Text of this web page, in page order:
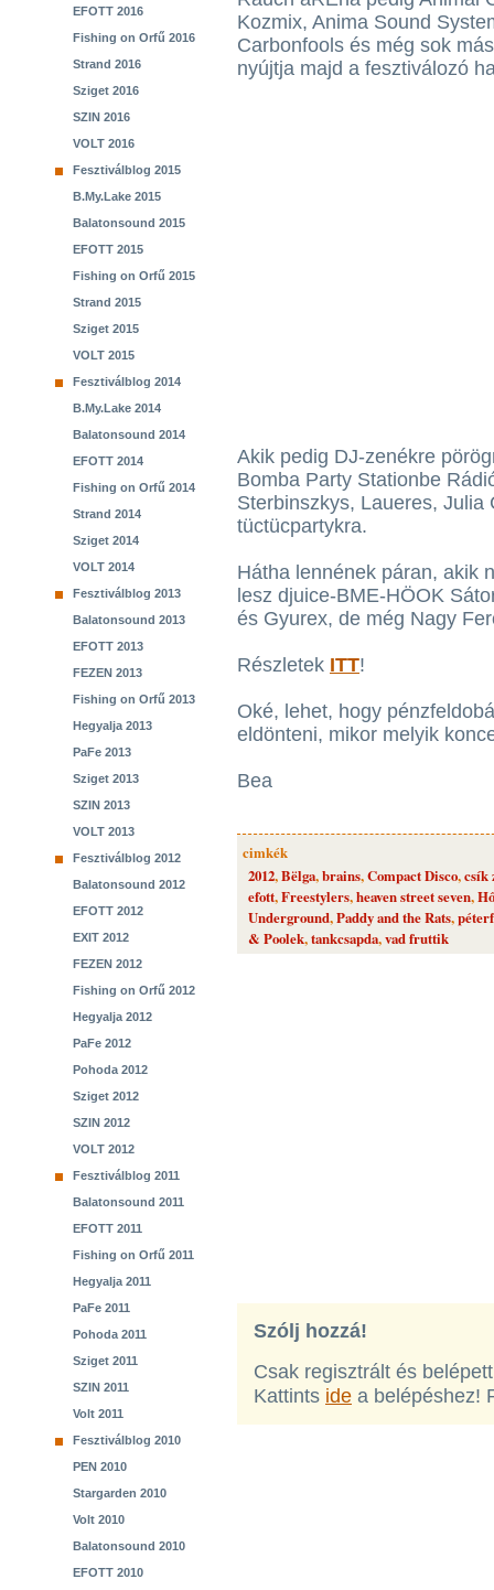
EFOTT 2016
Fishing on Orfű 2016
Strand 2016
Sziget 2016
SZIN 2016
VOLT 2016
Fesztiválblog 2015
B.My.Lake 2015
Balatonsound 2015
EFOTT 2015
Fishing on Orfű 2015
Strand 2015
Sziget 2015
VOLT 2015
Fesztiválblog 2014
B.My.Lake 2014
Balatonsound 2014
EFOTT 2014
Fishing on Orfű 2014
Strand 2014
Sziget 2014
VOLT 2014
Fesztiválblog 2013
Balatonsound 2013
EFOTT 2013
FEZEN 2013
Fishing on Orfű 2013
Hegyalja 2013
PaFe 2013
Sziget 2013
SZIN 2013
VOLT 2013
Fesztiválblog 2012
Balatonsound 2012
EFOTT 2012
EXIT 2012
FEZEN 2012
Fishing on Orfű 2012
Hegyalja 2012
PaFe 2012
Pohoda 2012
Sziget 2012
SZIN 2012
VOLT 2012
Fesztiválblog 2011
Balatonsound 2011
EFOTT 2011
Fishing on Orfű 2011
Hegyalja 2011
PaFe 2011
Pohoda 2011
Sziget 2011
SZIN 2011
Volt 2011
Fesztiválblog 2010
PEN 2010
Stargarden 2010
Volt 2010
Balatonsound 2010
EFOTT 2010
Kozmix, Anima Sound
Carbonfools és még sok
nyújtja majd a fesztiválozó
Akik pedig DJ-zenékre
Bomba Party Stationbe
Sterbinszkys, Laueres,
tüctücpartykra.
Hátha lennének páran, akik
lesz djuice-BME-HÖOK
és Gyurex, de még Nagy
Részletek ITT!
Oké, lehet, hogy
eldönteni, mikor melyik
Bea
cimkék
2012,Bëlga,brains,Compact Disco,csík
efott,Freestylers,heaven street seven,
Underground,Paddy and the Rats,
& Poolek,tankcsapda,vad fruttik
Szólj hozzá!
Csak regisztrált és
Kattints ide a belépéshez!